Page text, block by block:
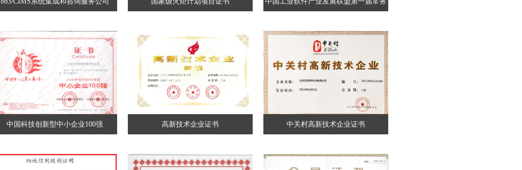
中国科技创新型中小企业100强 高新技术企业证书 中关村高新技术企业证书